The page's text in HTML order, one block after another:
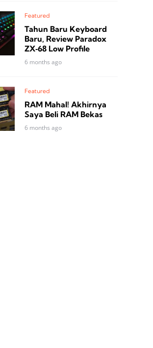
Featured
Tahun Baru Keyboard
Baru, Review Paradox
ZX‑68 Low Profile
6 months ago
Featured
RAM Mahal! Akhirnya
Saya Beli RAM Bekas
6 months ago